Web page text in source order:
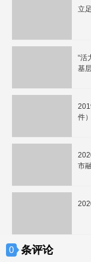
立
“活
基
件
市
0 条评论